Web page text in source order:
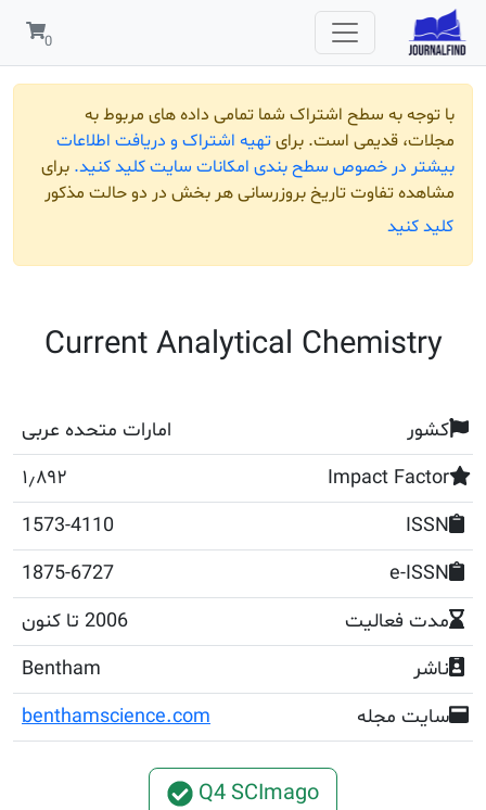
به سطح اشتراک شما تمامی داده های مربوط به
قدیمی است. برای تهیه اشتراک و دریافت اطلاعات
خصوص سطح بندی امکانات سایت کلید کنید.برای
تاریخ بروزرسانی هر بخش در دو حالت مذکور
Current Analytical
امارات متحده عربی
Impact
1573-4110
1875-6727
benthamscience.com
Q4 SCImago